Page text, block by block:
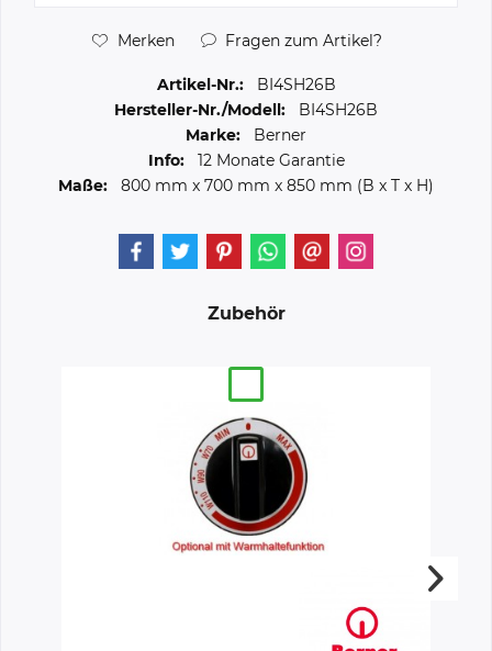
Merken Fragen zum Artikel?
Artikel-Nr.:
BI4SH26B
Hersteller-Nr./Modell:
BI4SH26B
Marke:
Berner
Info:
12 Monate Garantie
Maße:
800 mm x 700 mm x 850 mm (B x T x H)
Zubehör